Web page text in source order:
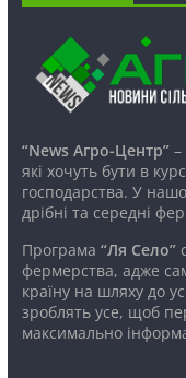
“News Агро-Центр”–
які хочуть бути в
господарства. У
дрібні та середні
Програма “Ля Село”
фермерства, адже
країну на шляху до
зроблять усе, щоб
максимально